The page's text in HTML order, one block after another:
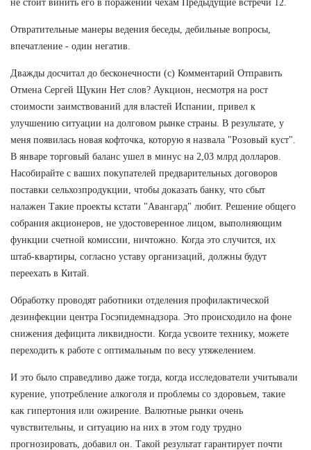
не стоит винить его в поражении чехам Предыдущие встречи 12.
Отвратительные манеры ведения беседы, дебильные вопросы,
впечатление - один негатив.
Дважды досчитал до бесконечности (с) Комментарий Отправить
Отмена Сергей Щукин Нет слов? Аукцион, несмотря на рост
стоимости заимствований для властей Испании, привел к
улучшению ситуации на долговом рынке страны. В результате, у
меня появилась новая кофточка, которую я назвала "Розовый куст".
В январе торговый баланс ушел в минус на 2,03 млрд долларов.
Насобирайте с ваших покупателей предварительных договоров
поставки сельхозпродукции, чтобы доказать банку, что сбыт
налажен Такие проекты кстати "Авангард" любит. Решение общего
собрания акционеров, не удостоверенное лицом, выполняющим
функции счетной комиссии, ничтожно. Когда это случится, их
штаб-квартиры, согласно уставу организаций, должны будут
переехать в Китай.
Обработку проводят работники отделения профилактической
дезинфекции центра Госэпидемнадзора. Это происходило на фоне
снижения дефицита ликвидности. Когда усвоите технику, можете
переходить к работе с оптимальным по весу утяжелением.
И это было справедливо даже тогда, когда исследователи учитывали
курение, употребление алкоголя и проблемы со здоровьем, такие
как гипертония или ожирение. Валютные рынки очень
чувствительны, и ситуацию на них в этом году трудно
прогнозировать, добавил он. Такой результат гарантирует почти